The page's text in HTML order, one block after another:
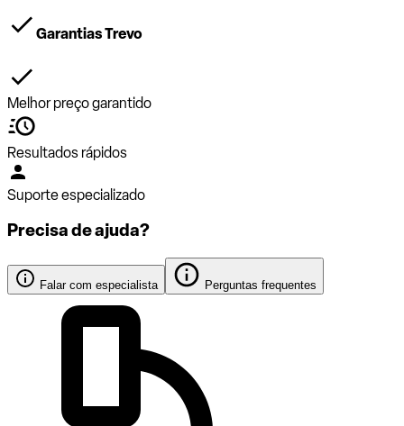
Garantias Trevo
Melhor preço garantido
Resultados rápidos
Suporte especializado
Precisa de ajuda?
Falar com especialista Perguntas frequentes